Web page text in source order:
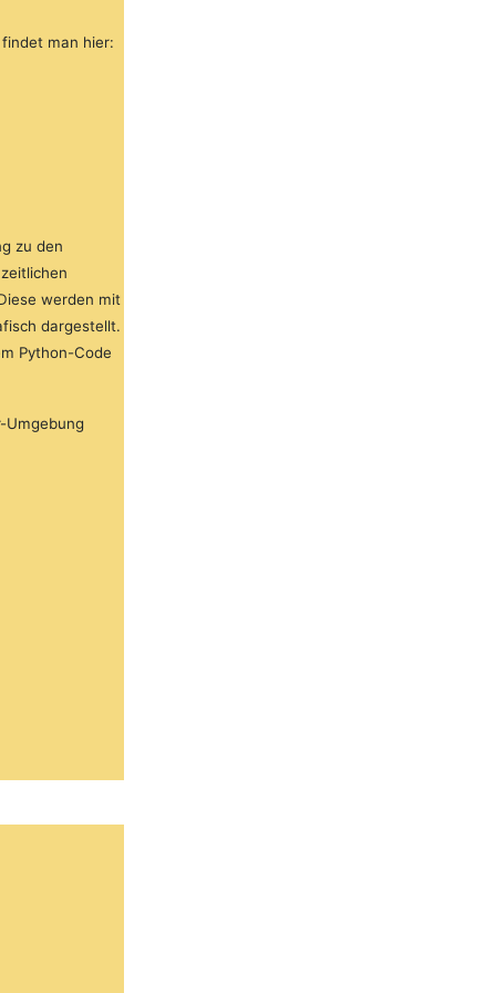
man hier:
zu den
werden mit
dargestellt.
Python-Code
Umgebung